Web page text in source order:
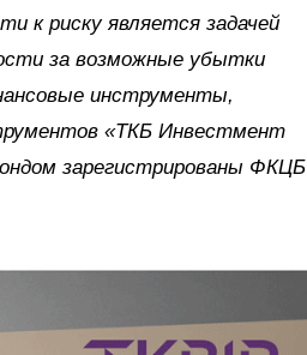
к риску является задачей
за возможные убытки
инструменты,
«ТКБ Инвестмент
зарегистрированы ФКЦБ